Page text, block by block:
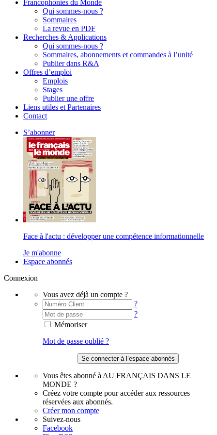
Francophonies du Monde
Qui sommes-nous ?
Sommaires
La revue en PDF
Recherches & Applications
Qui sommes-nous ?
Sommaires, abonnements et commandes à l’unité
Publier dans R&A
Offres d’emploi
Emplois
Stages
Publier une offre
Liens utiles et Partenaires
Contact
S’abonner
Face à l'actu : développer une compétence informationnelle
Je m'abonne
Espace abonnés
Connexion
Vous avez déjà un compte ?
?
?
Mémoriser
Mot de passe oublié ?
Vous êtes abonné à AU FRANÇAIS DANS LE
MONDE ?
Créez votre compte pour accéder aux ressources
réservées aux abonnés.
Créer mon compte
Suivez-nous
Facebook